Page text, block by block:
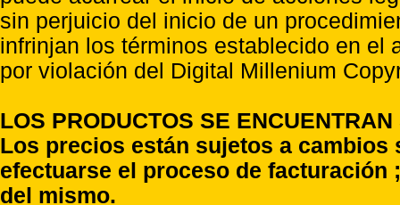
sin perjuicio del inicio de un
infrinjan los términos establecido en el
por violación del Digital Millenium
LOS PRODUCTOS SE
Los precios están sujetos a
efectuarse el proceso de
del mismo.